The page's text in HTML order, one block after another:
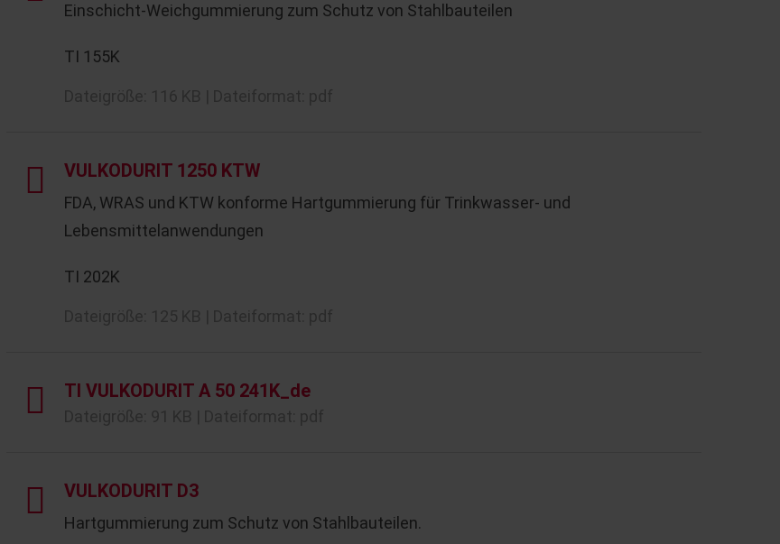
Einschicht‑Weichgummierung zum Schutz von Stahlbauteilen
TI 155K
VULKODURIT 1250 KTW
FDA, WRAS und KTW konforme Hartgummierung für Trinkwasser- und
Lebensmittelanwendungen
TI 202K
TI VULKODURIT A 50 241K_de
VULKODURIT D3
Hartgummierung zum Schutz von Stahlbauteilen.